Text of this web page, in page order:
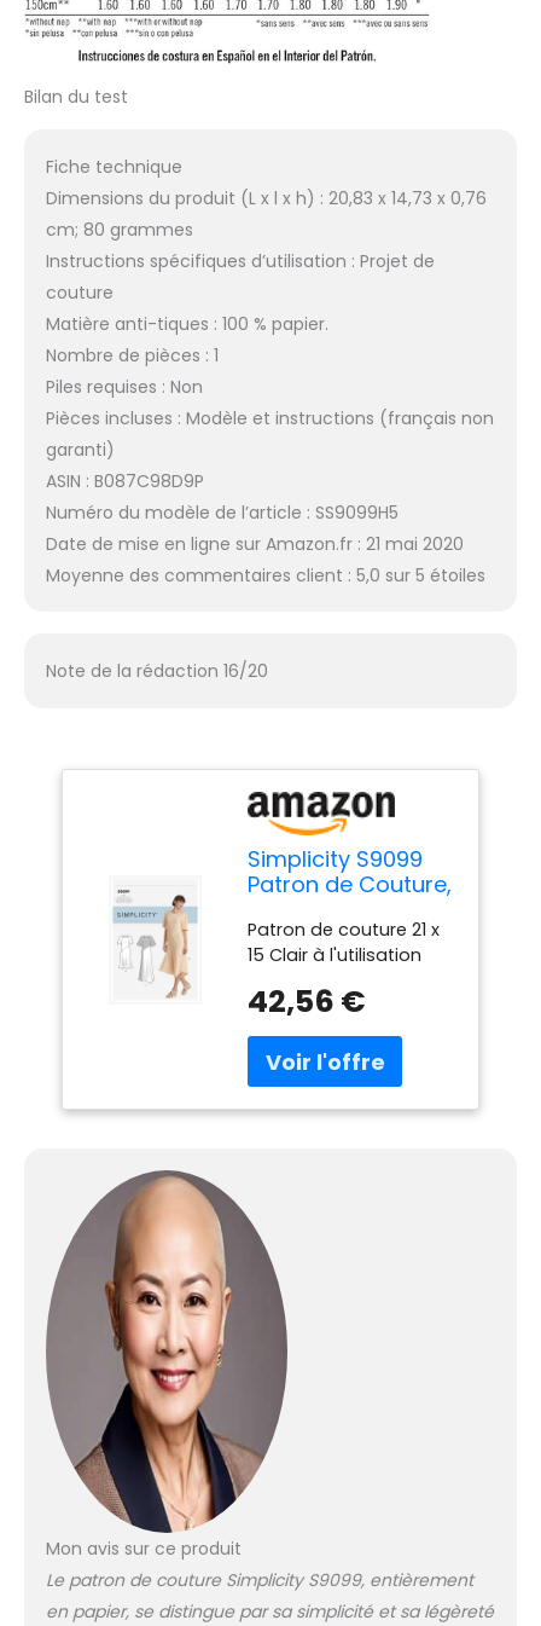
Bilan du test
Fiche technique
Dimensions du produit (L x l x h) : 20,83 x 14,73 x 0,76
cm; 80 grammes
Instructions spécifiques d’utilisation : Projet de
couture
Matière anti-tiques : 100 % papier.
Nombre de pièces : 1
Piles requises : Non
Pièces incluses : Modèle et instructions (français non
garanti)
ASIN : B087C98D9P
Numéro du modèle de l’article : SS9099H5
Date de mise en ligne sur Amazon.fr : 21 mai 2020
Moyenne des commentaires client : 5,0 sur 5 étoiles
Note de la rédaction 16/20
Simplicity S9099
Patron de Couture,
(6-8-10-12-14)
Patron de couture 21 x
15 Clair à l'utilisation
42,56 €
Mon avis sur ce produit
Le patron de couture Simplicity S9099, entièrement
en papier, se distingue par sa simplicité et sa légèreté